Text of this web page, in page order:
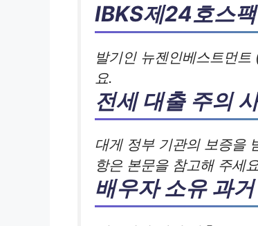
IBKS제24호스팩
발기인 뉴젠인베스트먼
요.
전세 대출 주의
대게 정부 기관의 보증을
항은 본문을 참고해 주세
배우자 소유 과